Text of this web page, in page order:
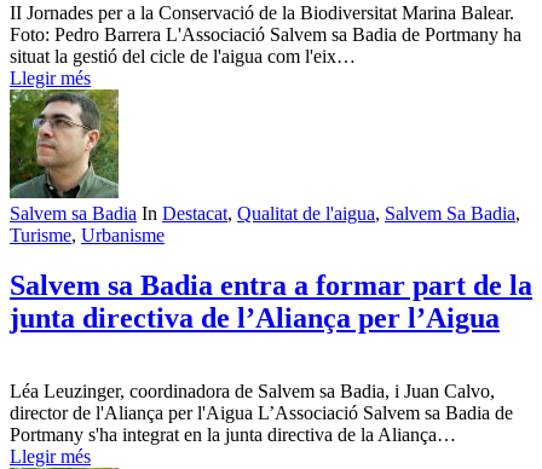
II Jornades per a la Conservació de la Biodiversitat Marina Balear.
Foto: Pedro Barrera L'Associació Salvem sa Badia de Portmany ha
situat la gestió del cicle de l'aigua com l'eix…
Llegir més
Salvem sa Badia In Destacat, Qualitat de l'aigua, Salvem Sa Badia,
Turisme, Urbanisme
Salvem sa Badia entra a formar part de la
junta directiva de l’Aliança per l’Aigua
Léa Leuzinger, coordinadora de Salvem sa Badia, i Juan Calvo,
director de l'Aliança per l'Aigua L’Associació Salvem sa Badia de
Portmany s'ha integrat en la junta directiva de la Aliança…
Llegir més